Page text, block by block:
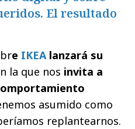
El resultado
e IKEA lanzará su
la que nos invita a
asumido como
replantearnos.